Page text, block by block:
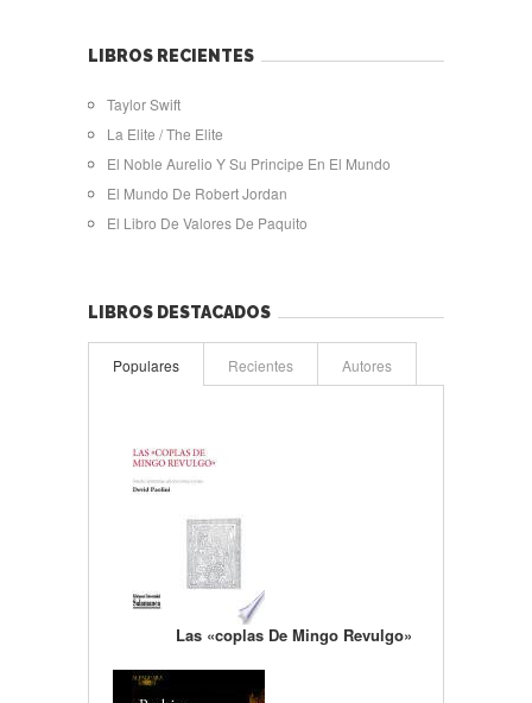
LIBROS RECIENTES
Taylor Swift
La Elite / The Elite
El Noble Aurelio Y Su Principe En El Mundo
El Mundo De Robert Jordan
El Libro De Valores De Paquito
LIBROS DESTACADOS
Populares Recientes Autores
Las «coplas De Mingo Revulgo»